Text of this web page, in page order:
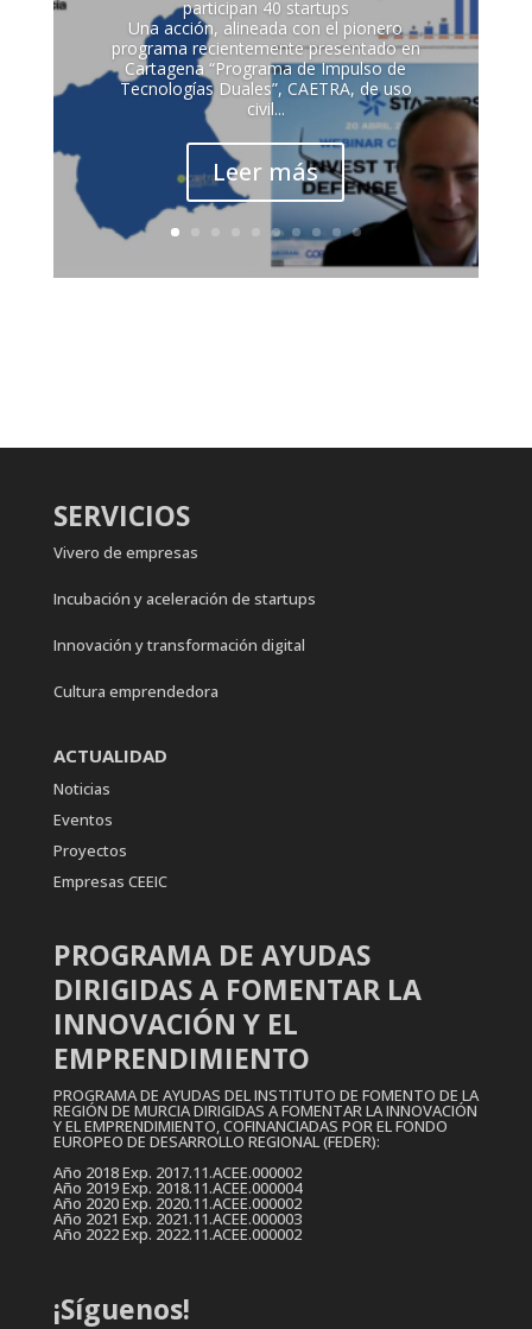
participan 40 startups
Una acción, alineada con el pionero
programa recientemente presentado en
Cartagena “Programa de Impulso de
Tecnologías Duales”, CAETRA, de uso
civil...
Leer más
SERVICIOS
Vivero de empresas
Incubación y aceleración de startups
Innovación y transformación digital
Cultura emprendedora
ACTUALIDAD
Noticias
Eventos
Proyectos
Empresas CEEIC
PROGRAMA DE AYUDAS
DIRIGIDAS A FOMENTAR LA
INNOVACIÓN Y EL
EMPRENDIMIENTO
PROGRAMA DE AYUDAS DEL INSTITUTO DE FOMENTO DE LA
REGIÓN DE MURCIA DIRIGIDAS A FOMENTAR LA INNOVACIÓN
Y EL EMPRENDIMIENTO, COFINANCIADAS POR EL FONDO
EUROPEO DE DESARROLLO REGIONAL (FEDER):
Año 2018 Exp. 2017.11.ACEE.000002
Año 2019 Exp. 2018.11.ACEE.000004
Año 2020 Exp. 2020.11.ACEE.000002
Año 2021 Exp. 2021.11.ACEE.000003
Año 2022 Exp. 2022.11.ACEE.000002
¡Síguenos!